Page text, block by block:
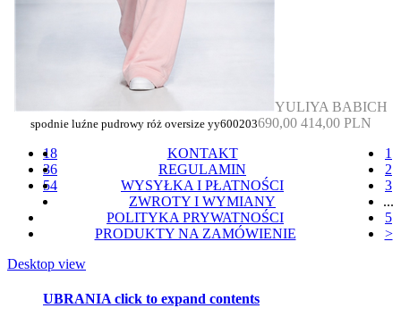
YULIYA BABICH
spodnie luźne pudrowy róż oversize yy600203690,00 414,00 PLN
18
36
54
1
2
3
...
5
>
KONTAKT
REGULAMIN
WYSYŁKA I PŁATNOŚCI
ZWROTY I WYMIANY
POLITYKA PRYWATNOŚCI
PRODUKTY NA ZAMÓWIENIE
Desktop view
UBRANIA click to expand contents